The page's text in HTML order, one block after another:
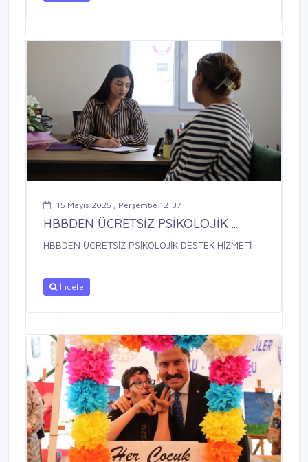
15 Mayıs 2025 , Perşembe 12:37
HBBDEN ÜCRETSİZ PSİKOLOJİK ...
HBBDEN ÜCRETSİZ PSİKOLOJİK DESTEK HİZMETİ
İncele